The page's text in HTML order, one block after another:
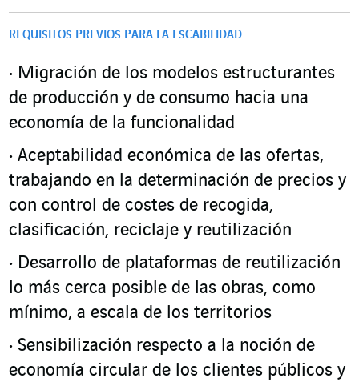
REQUISITOS PREVIOS PARA LA ESCABILIDAD
Migración de los modelos estructurantes
de producción y de consumo hacia una
economía de la funcionalidad
Aceptabilidad económica de las ofertas,
trabajando en la determinación de precios y
con control de costes de recogida,
clasificación, reciclaje y reutilización
Desarrollo de plataformas de reutilización
lo más cerca posible de las obras, como
mínimo, a escala de los territorios
Sensibilización respecto a la noción de
economía circular de los clientes públicos y